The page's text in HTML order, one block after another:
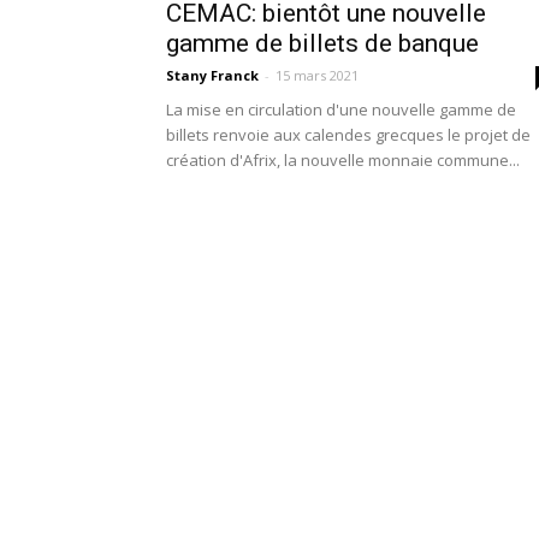
CEMAC: bientôt une nouvelle
gamme de billets de banque
Stany Franck - 15 mars 2021
La mise en circulation d'une nouvelle gamme de
billets renvoie aux calendes grecques le projet de
création d'Afrix, la nouvelle monnaie commune...